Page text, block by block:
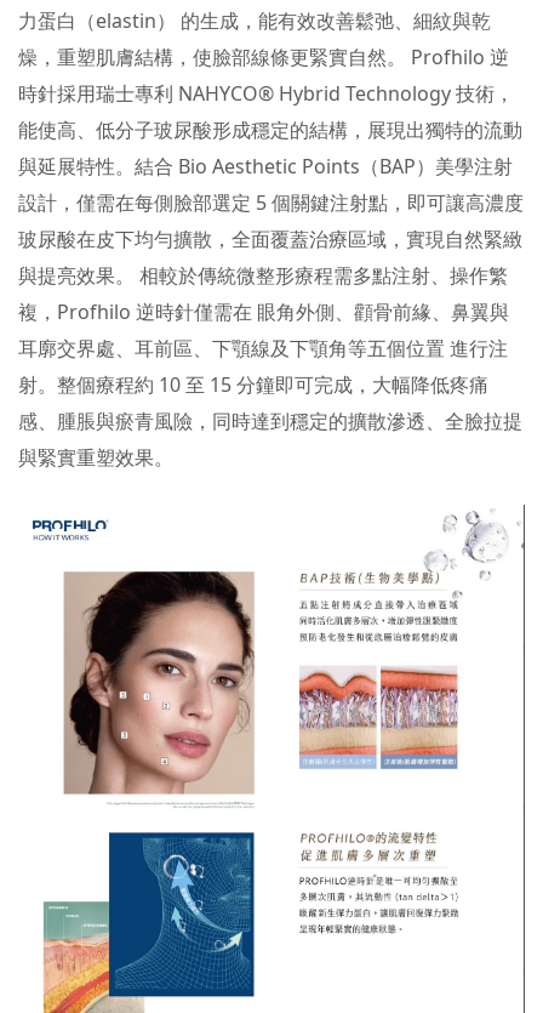
力蛋白（elastin） 的生成，能有效改善鬆弛、細紋與乾
燥，重塑肌膚結構，使臉部線條更緊實自然。 Profhilo 逆
時針採用瑞士專利 NAHYCO® Hybrid Technology 技術，
能使高、低分子玻尿酸形成穩定的結構，展現出獨特的流動
與延展特性。結合 Bio Aesthetic Points（BAP）美學注射
設計，僅需在每側臉部選定 5 個關鍵注射點，即可讓高濃度
玻尿酸在皮下均勻擴散，全面覆蓋治療區域，實現自然緊緻
與提亮效果。 相較於傳統微整形療程需多點注射、操作繁
複，Profhilo 逆時針僅需在 眼角外側、顴骨前緣、鼻翼與
耳廓交界處、耳前區、下顎線及下顎角等五個位置 進行注
射。整個療程約 10 至 15 分鐘即可完成，大幅降低疼痛
感、腫脹與瘀青風險，同時達到穩定的擴散滲透、全臉拉提
與緊實重塑效果。